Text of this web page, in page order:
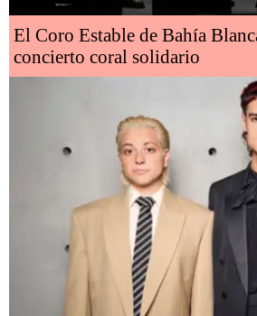
El Coro Estable de Bahía
concierto coral solidario